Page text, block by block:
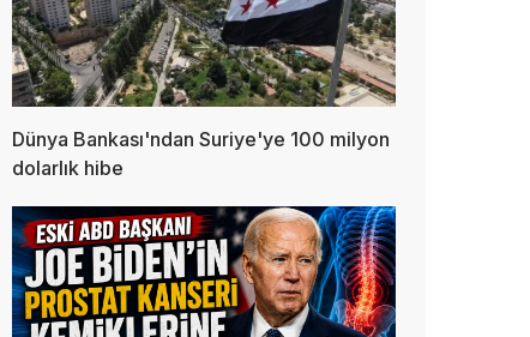
Dünya Bankası'ndan Suriye'ye 100 milyon
dolarlık hibe